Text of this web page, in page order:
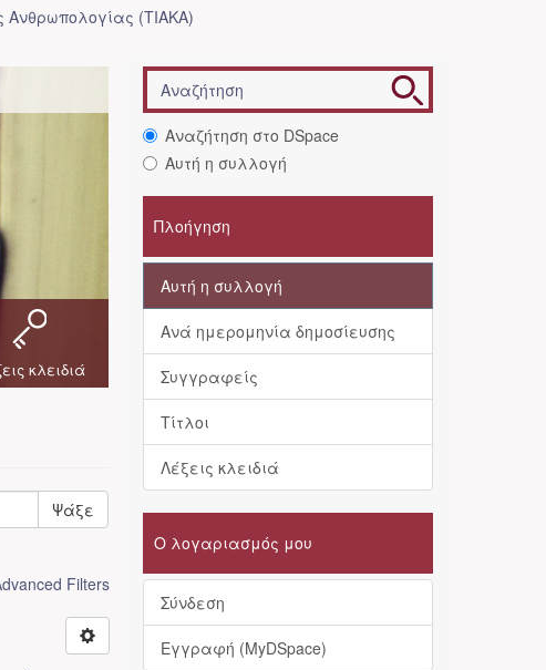
Ανθρωπολογίας (ΤΙΑΚΑ)
κλειδιά
Ψάξε
Filters
Αναζήτηση στο DSpace
Αυτή η συλλογή
Πλοήγηση
Αυτή η συλλογή
Ανά ημερομηνία δημοσίευσης
Συγγραφείς
Τίτλοι
Λέξεις κλειδιά
Ο λογαριασμός μου
Σύνδεση
Εγγραφή (MyDSpace)